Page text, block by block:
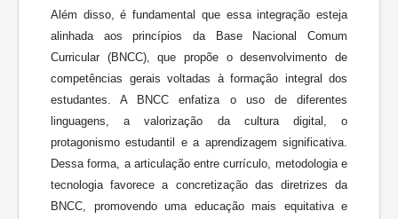
Além disso, é fundamental que essa integração esteja
alinhada aos princípios da Base Nacional Comum
Curricular (BNCC), que propõe o desenvolvimento de
competências gerais voltadas à formação integral dos
estudantes. A BNCC enfatiza o uso de diferentes
linguagens, a valorização da cultura digital, o
protagonismo estudantil e a aprendizagem significativa.
Dessa forma, a articulação entre currículo, metodologia e
tecnologia favorece a concretização das diretrizes da
BNCC, promovendo uma educação mais equitativa e